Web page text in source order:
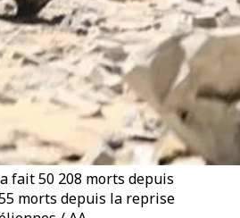
fait 50 208 morts depuis
morts depuis la reprise